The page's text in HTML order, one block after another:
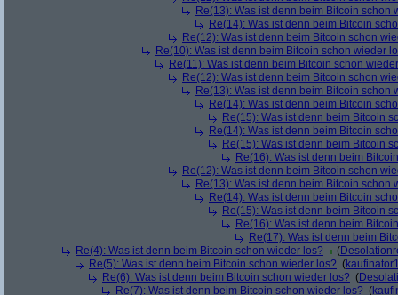
Re(13): Was ist denn beim Bitcoin schon
Re(14): Was ist denn beim Bitcoin
Re(12): Was ist denn beim Bitcoin schon
Re(10): Was ist denn beim Bitcoin schon wieder
Re(11): Was ist denn beim Bitcoin schon
Re(12): Was ist denn beim Bitcoin schon
Re(13): Was ist denn beim Bitcoin schon
Re(14): Was ist denn beim Bitcoin
Re(15): Was ist denn beim Bitcoin
Re(14): Was ist denn beim Bitcoin
Re(15): Was ist denn beim Bitcoin
Re(16): Was ist denn beim
Re(12): Was ist denn beim Bitcoin schon
Re(13): Was ist denn beim Bitcoin schon
Re(14): Was ist denn beim Bitcoin
Re(15): Was ist denn beim Bitcoin
Re(16): Was ist denn beim
Re(17): Was ist denn beim
Re(4): Was ist denn beim Bitcoin schon wieder los?
(
Re(5): Was ist denn beim Bitcoin schon wieder los? (
Re(6): Was ist denn beim Bitcoin schon wieder los? (
Re(7): Was ist denn beim Bitcoin schon wieder los? (